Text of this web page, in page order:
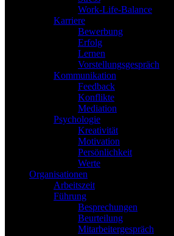
Work-Life-Balance
Karriere
Bewerbung
Erfolg
Lernen
Vorstellungsgespräch
Kommunikation
Feedback
Konflikte
Mediation
Psychologie
Kreativität
Motivation
Persönlichkeit
Werte
Organisationen
Arbeitszeit
Führung
Besprechungen
Beurteilung
Mitarbeitergespräch